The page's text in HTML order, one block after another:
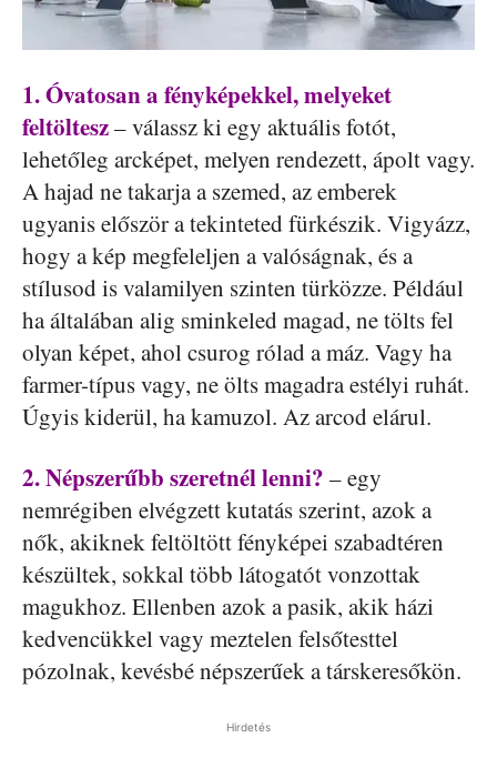
1. Óvatosan a fényképekkel, melyeket
feltöltesz– válassz ki egy aktuális fotót,
lehetőleg arcképet, melyen rendezett, ápolt vagy.
A hajad ne takarja a szemed, az emberek
ugyanis először a tekinteted fürkészik. Vigyázz,
hogy a kép megfeleljen a valóságnak, és a
stílusod is valamilyen szinten türközze. Például
ha általában alig sminkeled magad, ne tölts fel
olyan képet, ahol csurog rólad a máz. Vagy ha
farmer-típus vagy, ne ölts magadra estélyi ruhát.
Úgyis kiderül, ha kamuzol. Az arcod elárul.
2. Népszerűbb szeretnél lenni? – egy
nemrégiben elvégzett kutatás szerint, azok a
nők, akiknek feltöltött fényképei szabadtéren
készültek, sokkal több látogatót vonzottak
magukhoz. Ellenben azok a pasik, akik házi
kedvencükkel vagy meztelen felsőtesttel
pózolnak, kevésbé népszerűek a társkeresőkön.
Hirdetés